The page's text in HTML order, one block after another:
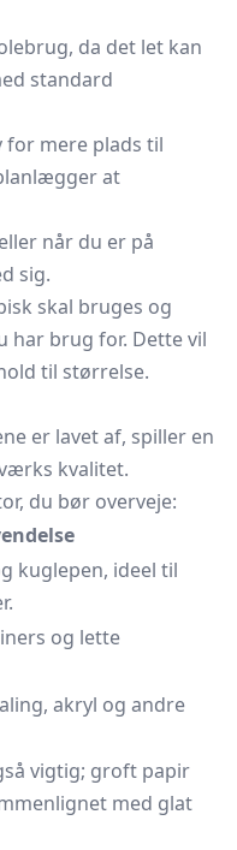
da det let kan
standard
for mere plads til
at
når du er på
sig.
skal bruges og
har brug for. Dette vil
til størrelse.
er lavet af, spiller en
kvalitet.
du bør overveje:
kuglepen, ideel til
og lette
akryl og andre
vigtig; groft papir
med glat